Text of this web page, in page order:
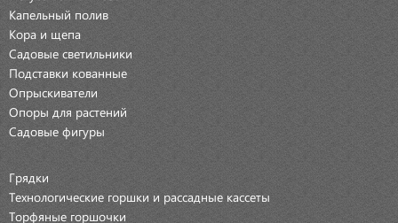
Капельный полив
Кора и щепа
Садовые светильники
Подставки кованные
Опрыскиватели
Опоры для растений
Садовые фигуры
Грядки
Технологические горшки и рассадные кассеты
Торфяные горшочки